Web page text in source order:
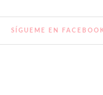
SÍGUEME EN FACEBOOK